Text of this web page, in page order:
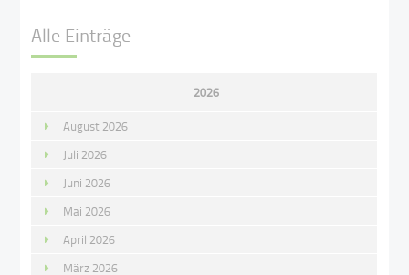
Alle Einträge
2026
August 2026
Juli 2026
Juni 2026
Mai 2026
April 2026
März 2026